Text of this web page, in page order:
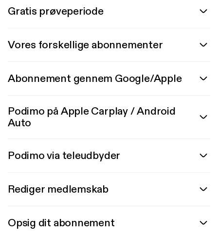
Gratis prøveperiode
Vores forskellige abonnementer
Abonnement gennem Google/Apple
Podimo på Apple Carplay / Android
Auto
Podimo via teleudbyder
Rediger medlemskab
Opsig dit abonnement